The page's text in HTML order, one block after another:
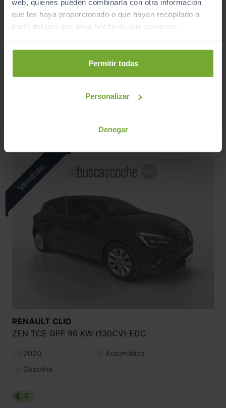
web, quienes pueden combinarla con otra información
que les haya proporcionado o que hayan recopilado a
partir del uso que haya hecho de sus servicios.
Permitir todas
Personalizar
Denegar
VOLKSWAGEN SHARAN
1 MILLION 2.0 TDI 130KW (177CV) DSG
RENAULT CLIO
ZEN TCE GPF 96 KW (130CV) EDC
2020
Automático
Gasolina
C